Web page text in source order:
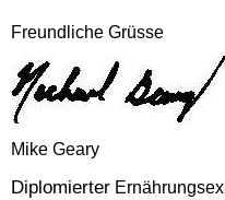
Freundliche Grüsse
Mike Geary
Diplomierter